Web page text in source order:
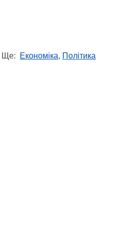
Ще: Економіка, Політика